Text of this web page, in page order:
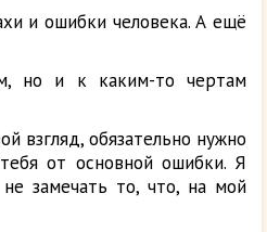
и ошибки человека. А ещё
но и к каким-то чертам
взгляд, обязательно нужно
от основной ошибки. Я
замечать то, что, на мой